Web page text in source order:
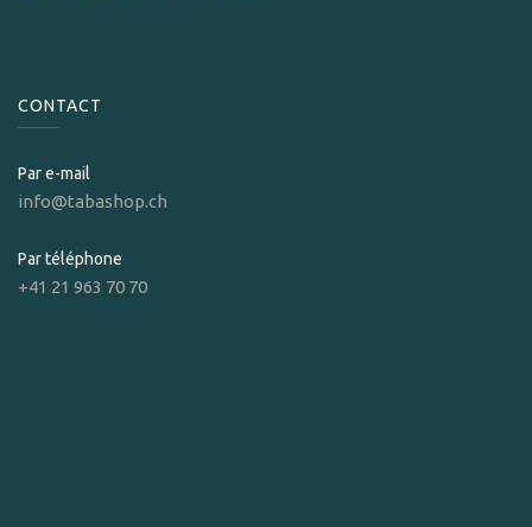
CONTACT
Par e-mail
info@tabashop.ch
Par téléphone
+41 21 963 70 70